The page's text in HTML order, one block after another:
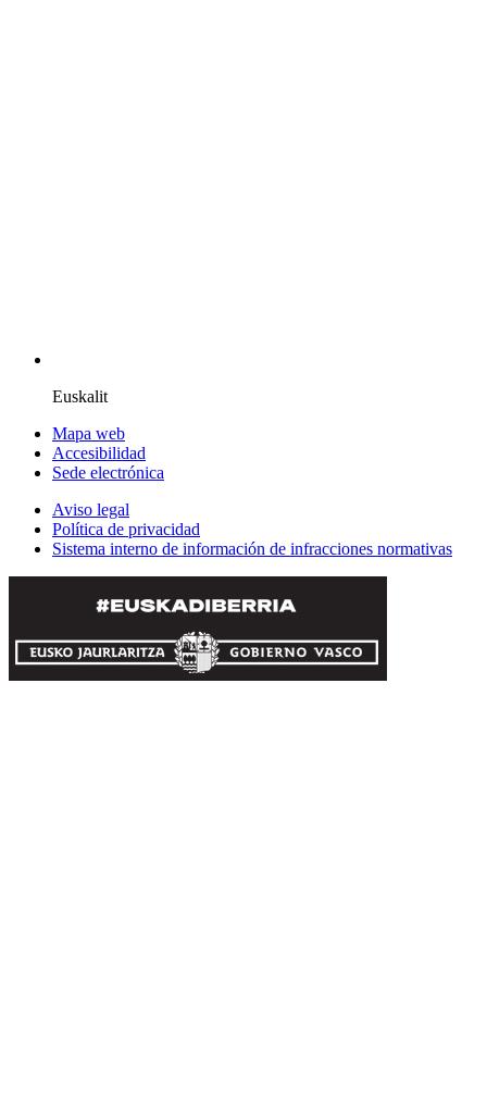
Euskalit
Mapa web
Accesibilidad
Sede electrónica
Aviso legal
Política de privacidad
Sistema interno de información de infracciones normativas